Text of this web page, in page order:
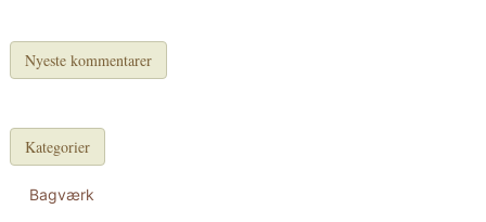
Nyeste kommentarer
Kategorier
Bagværk